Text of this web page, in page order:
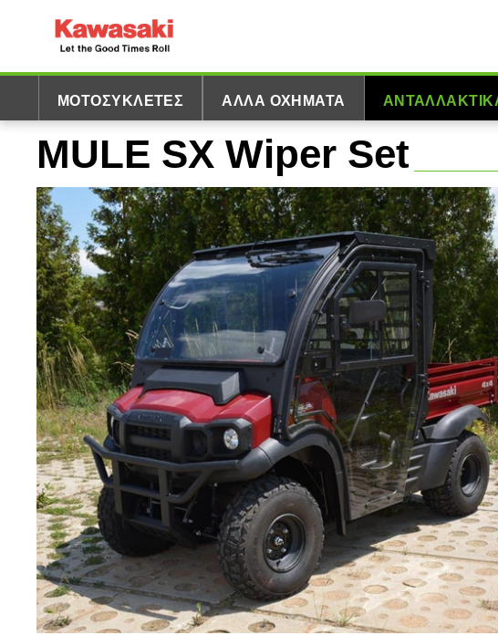
ΜΟΤΟΣΥΚΛΈΤΕΣ ΆΛΛΑ ΟΧΉΜΑΤΑ
MULE SX Wiper Set